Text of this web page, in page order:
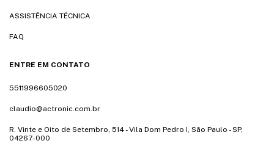
ASSISTÊNCIA TÉCNICA
FAQ
ENTRE EM CONTATO
5511996605020
claudio@actronic.com.br
R. Vinte e Oito de Setembro, 514 - Vila Dom Pedro I, São Paulo - SP,
04267-000